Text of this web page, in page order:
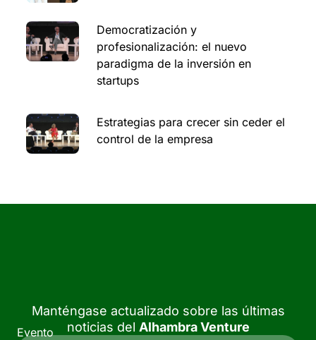
Democratización y
profesionalización: el nuevo
paradigma de la inversión en
startups
Estrategias para crecer sin ceder el
control de la empresa
Evento
Manténgase actualizado sobre las últimas
noticias del Alhambra Venture